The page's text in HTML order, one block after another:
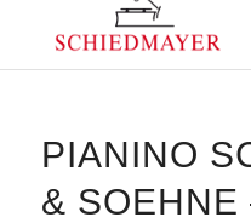
PIANINO
& SOEHNE